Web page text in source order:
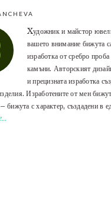
Xудожник и майстор
вашето внимание бижута
изработка от сребро
камъни. Авторският
и прецизната изработка
Изработените от мен
бижута с характер, създадени в